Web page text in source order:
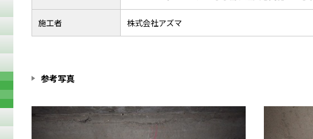
施工者 株式会社アズマ
参考写真